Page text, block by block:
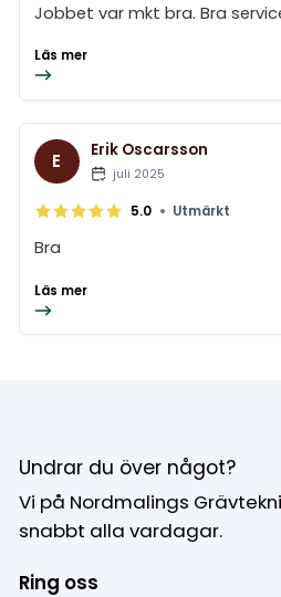
Jobbet var mkt bra. Bra
Läs mer
E Erik Oscarsson
juli 2025
5.0 • Utmärkt
Bra
Läs mer
Undrar du över något?
Vi på Nordmalings
snabbt alla vardagar.
Ring oss